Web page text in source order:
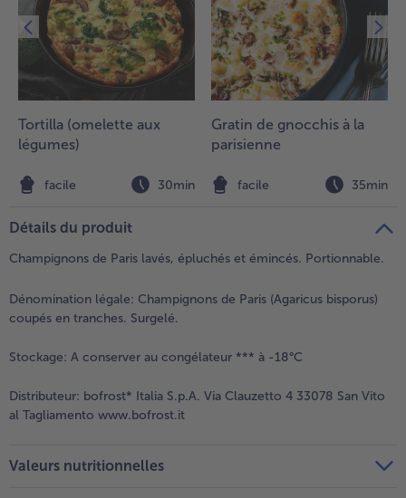
Tortilla (omelette aux
légumes)
facile 30min
Gratin de gnocchis à la
parisienne
facile 35min
Détails du produit
Champignons de Paris lavés, épluchés et émincés. Portionnable.
Dénomination légale: Champignons de Paris (Agaricus bisporus)
coupés en tranches. Surgelé.
Stockage: A conserver au congélateur *** à -18°C
Distributeur: bofrost* Italia S.p.A. Via Clauzetto 4 33078 San Vito
al Tagliamento www.bofrost.it
Valeurs nutritionnelles